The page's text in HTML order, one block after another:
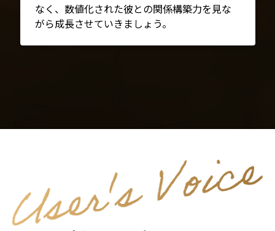
なく、数値化された彼との関係構築力を見な
がら成長させていきましょう。